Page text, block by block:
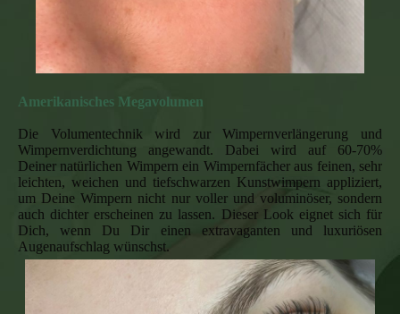
Amerikanisches Megavolumen
Die Volumentechnik wird zur Wimpernverlängerung und
Wimpernverdichtung angewandt. Dabei wird auf 60-70%
Deiner natürlichen Wimpern ein Wimpernfächer aus feinen, sehr
leichten, weichen und tiefschwarzen Kunstwimpern appliziert,
um Deine Wimpern nicht nur voller und voluminöser, sondern
auch dichter erscheinen zu lassen. Dieser Look eignet sich für
Dich, wenn Du Dir einen extravaganten und luxuriösen
Augenaufschlag wünschst.